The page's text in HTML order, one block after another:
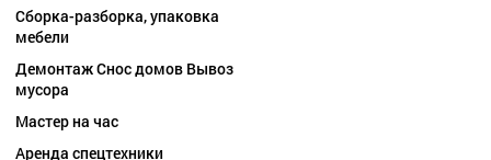
Сборка-разборка, упаковка
мебели
Демонтаж Снос домов Вывоз
мусора
Мастер на час
Аренда спецтехники